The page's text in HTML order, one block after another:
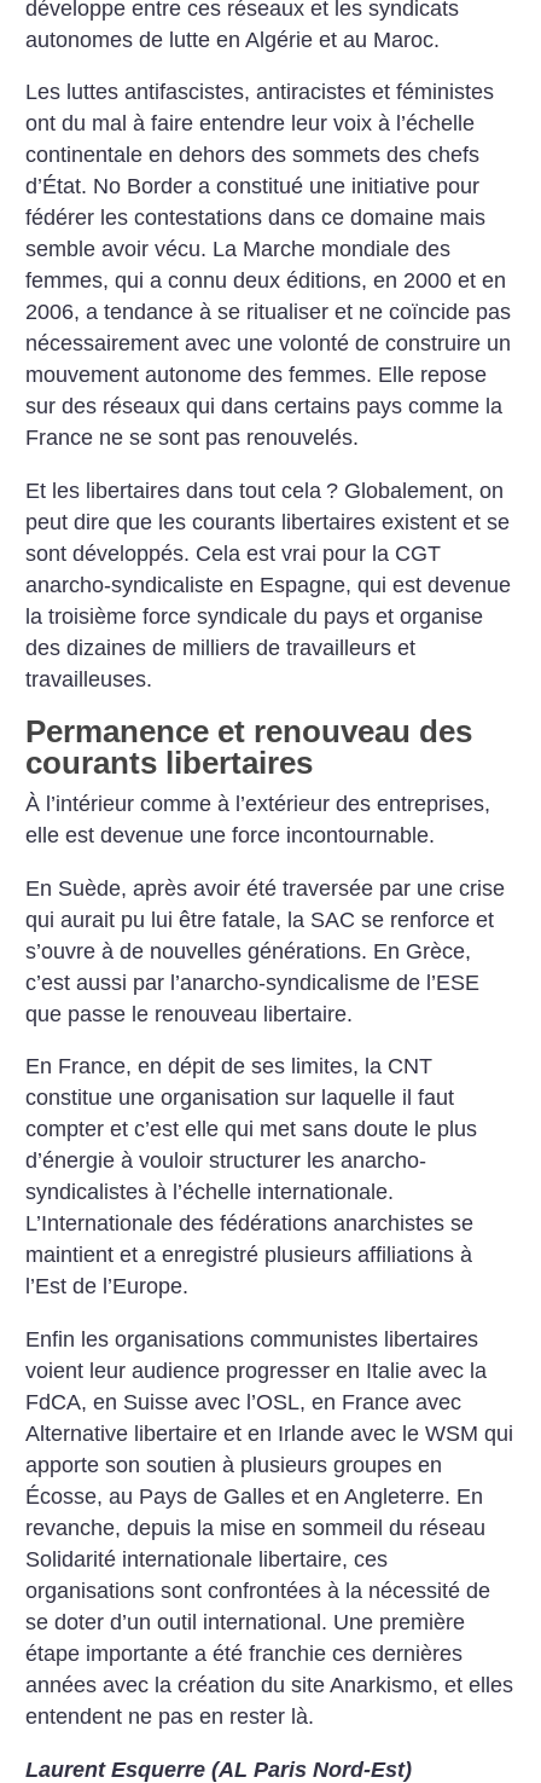
développe entre ces réseaux et les syndicats
autonomes de lutte en Algérie et au Maroc.
Les luttes antifascistes, antiracistes et féministes
ont du mal à faire entendre leur voix à l’échelle
continentale en dehors des sommets des chefs
d’État. No Border a constitué une initiative pour
fédérer les contestations dans ce domaine mais
semble avoir vécu. La Marche mondiale des
femmes, qui a connu deux éditions, en 2000 et en
2006, a tendance à se ritualiser et ne coïncide pas
nécessairement avec une volonté de construire un
mouvement autonome des femmes. Elle repose
sur des réseaux qui dans certains pays comme la
France ne se sont pas renouvelés.
Et les libertaires dans tout cela ? Globalement, on
peut dire que les courants libertaires existent et se
sont développés. Cela est vrai pour la CGT
anarcho-syndicaliste en Espagne, qui est devenue
la troisième force syndicale du pays et organise
des dizaines de milliers de travailleurs et
travailleuses.
Permanence et renouveau des
courants libertaires
À l’intérieur comme à l’extérieur des entreprises,
elle est devenue une force incontournable.
En Suède, après avoir été traversée par une crise
qui aurait pu lui être fatale, la SAC se renforce et
s’ouvre à de nouvelles générations. En Grèce,
c’est aussi par l’anarcho-syndicalisme de l’ESE
que passe le renouveau libertaire.
En France, en dépit de ses limites, la CNT
constitue une organisation sur laquelle il faut
compter et c’est elle qui met sans doute le plus
d’énergie à vouloir structurer les anarcho-
syndicalistes à l’échelle internationale.
L’Internationale des fédérations anarchistes se
maintient et a enregistré plusieurs affiliations à
l’Est de l’Europe.
Enfin les organisations communistes libertaires
voient leur audience progresser en Italie avec la
FdCA, en Suisse avec l’OSL, en France avec
Alternative libertaire et en Irlande avec le WSM qui
apporte son soutien à plusieurs groupes en
Écosse, au Pays de Galles et en Angleterre. En
revanche, depuis la mise en sommeil du réseau
Solidarité internationale libertaire, ces
organisations sont confrontées à la nécessité de
se doter d’un outil international. Une première
étape importante a été franchie ces dernières
années avec la création du site Anarkismo, et elles
entendent ne pas en rester là.
Laurent Esquerre (AL Paris Nord-Est)